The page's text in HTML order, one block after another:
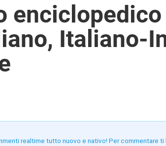
Italiano-
realtime tutto nuovo e nativo! Per commentare